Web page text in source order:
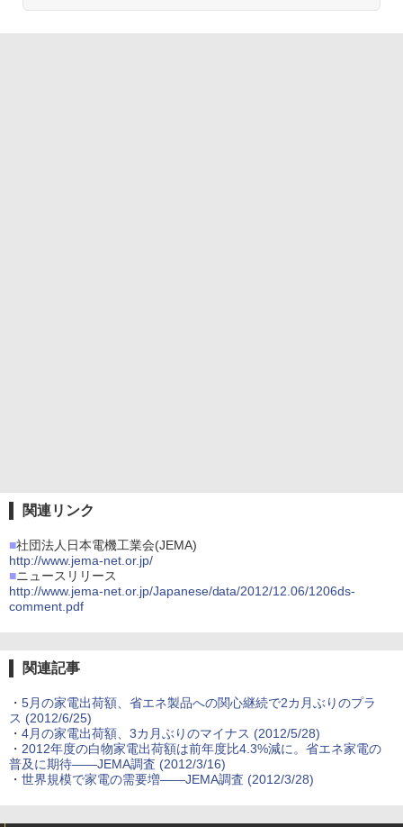
関連リンク
■社団法人日本電機工業会(JEMA)
http://www.jema-net.or.jp/
■ニュースリリース
http://www.jema-net.or.jp/Japanese/data/2012/12.06/1206ds-
comment.pdf
関連記事
・ 5月の家電出荷額、省エネ製品への関心継続で2カ月ぶりのプラ
ス (2012/6/25)
・ 4月の家電出荷額、3カ月ぶりのマイナス (2012/5/28)
・ 2012年度の白物家電出荷額は前年度比4.3%減に。省エネ家電の
普及に期待――JEMA調査 (2012/3/16)
・ 世界規模で家電の需要増――JEMA調査 (2012/3/28)